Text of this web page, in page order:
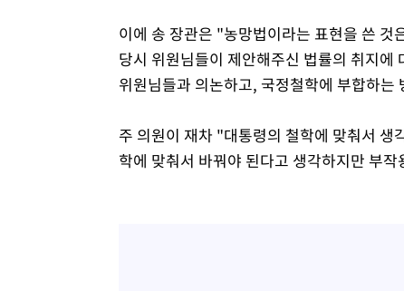
이에 송 장관은 "농망법이라는 표현을 쓴 것
당시 위원님들이 제안해주신 법률의 취지
위원님들과 의논하고, 국정철학에 부합하
주 의원이 재차 "대통령의 철학에 맞춰서
학에 맞춰서 바꿔야 된다고 생각하지만 부